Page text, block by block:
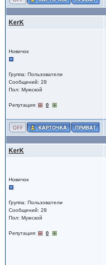
KerK
Новичок
Группа: Пользователи
Сообщений: 28
Пол: Мужской
Репутация: 0
KerK
Новичок
Группа: Пользователи
Сообщений: 28
Пол: Мужской
Репутация: 0